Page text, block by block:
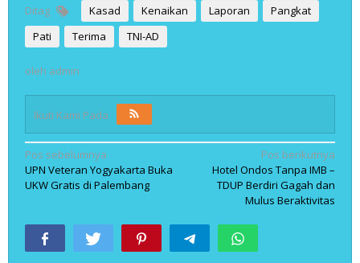
Ditag Kasad Kenaikan Laporan
Pangkat
Pati
Terima TNI-AD
oleh admin
Ikuti Kami Pada
Navigasi
pos
Pos sebelumnya
UPN Veteran Yogyakarta Buka
UKW Gratis di Palembang
Pos berikutnya
Hotel Ondos Tanpa IMB –
TDUP Berdiri Gagah dan
Mulus Beraktivitas